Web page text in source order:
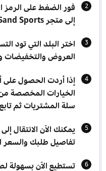
فور الضغط على الرمز
إلى متجر Sun and Sand Sports الرسمي.
اختر البلد التي تود
العروض والتخفيضات
إذا أردت الحصول على
الخيارات المخصصة
سلة المشتريات ثم
يمكنك الآن الانتقال
تفاصيل طلبك والسعر